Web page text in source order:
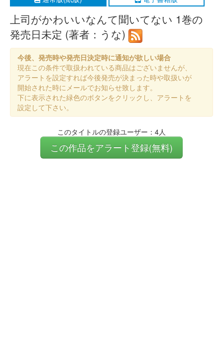
上司がかわいいなんて聞いてない 1巻の
発売日未定 (著者：うな)
今後、発売時や発売日決定時に通知が欲しい場合
現在この条件で取扱われている商品はございませんが、
アラートを設定すれば今後発売が決まった時や取扱いが
開始された時にメールでお知らせ致します。
下に表示された緑色のボタンをクリックし、アラートを
設定して下さい。
このタイトルの登録ユーザー：4人
この作品をアラート登録(無料)